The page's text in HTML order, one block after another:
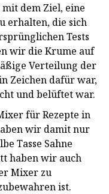
dem Ziel, eine
erhalten, die sich
Tests
wir die Krume auf
Verteilung der
Zeichen dafür war,
und belüftet war.
für Rezepte in
wir damit nur
Tasse Sahne
haben wir auch
Mixer zu
ist.